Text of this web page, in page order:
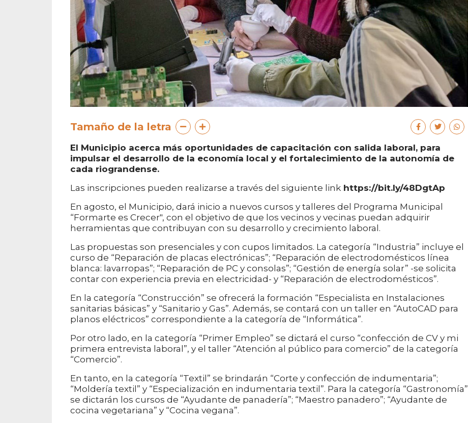
Tamaño de la letra
El Municipio acerca más oportunidades de capacitación con salida laboral, para
impulsar el desarrollo de la economía local y el fortalecimiento de la autonomía de
cada riograndense.
Las inscripciones pueden realizarse a través del siguiente link https://bit.ly/48DgtAp
En agosto, el Municipio, dará inicio a nuevos cursos y talleres del Programa Municipal
“Formarte es Crecer", con el objetivo de que los vecinos y vecinas puedan adquirir
herramientas que contribuyan con su desarrollo y crecimiento laboral.
Las propuestas son presenciales y con cupos limitados. La categoría “Industria” incluye el
curso de “Reparación de placas electrónicas”; “Reparación de electrodomésticos línea
blanca: lavarropas”; “Reparación de PC y consolas”; “Gestión de energía solar” -se solicita
contar con experiencia previa en electricidad- y “Reparación de electrodomésticos”.
En la categoría “Construcción” se ofrecerá la formación “Especialista en Instalaciones
sanitarias básicas” y “Sanitario y Gas”. Además, se contará con un taller en “AutoCAD para
planos eléctricos” correspondiente a la categoría de “Informática”.
Por otro lado, en la categoría “Primer Empleo” se dictará el curso “confección de CV y mi
primera entrevista laboral”, y el taller “Atención al público para comercio” de la categoría
“Comercio”.
En tanto, en la categoría “Textil” se brindarán “Corte y confección de indumentaria”;
“Moldería textil” y “Especialización en indumentaria textil”. Para la categoría “Gastronomía”
se dictarán los cursos de “Ayudante de panadería”; “Maestro panadero”; “Ayudante de
cocina vegetariana” y “Cocina vegana”.